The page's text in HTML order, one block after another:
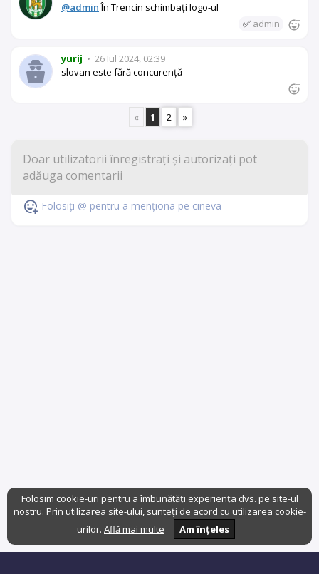
@adminÎn Trencin schimbați logo-ul
✅ admin
yurij • 26 Iul 2024, 02:39
slovan este fără concurență
« 1 2 »
Folosiți @ pentru a menționa pe cineva
Folosim cookie-uri pentru a îmbunătăți experiența dvs. pe site-ul
nostru. Prin utilizarea site-ului, sunteți de acord cu utilizarea cookie-
urilor. Află mai multe Am înțeles